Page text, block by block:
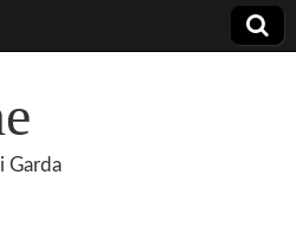
Garda